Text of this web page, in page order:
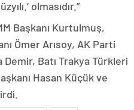
olmasıdır.”
Başkanı Kurtulmuş,
Ömer Arısoy, AK Parti
Batı Trakya Türkleri
Hasan Küçük ve